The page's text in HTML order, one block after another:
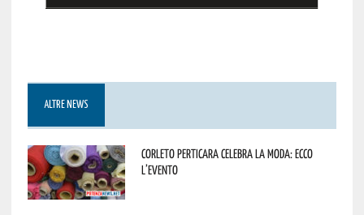
ALTRE NEWS
Corleto Perticara celebra la moda: ecco
l’evento